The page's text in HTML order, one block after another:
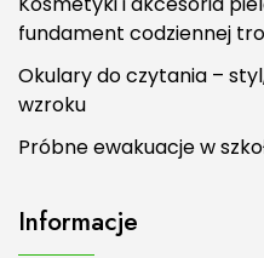
fundament codziennej
Okulary do czytania –
wzroku
Próbne ewakuacje w
Informacje